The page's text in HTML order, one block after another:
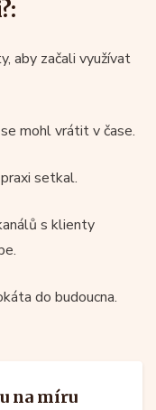
aby začali využívat
mohl vrátit v čase.
setkal.
s klienty
do budoucna.
na míru